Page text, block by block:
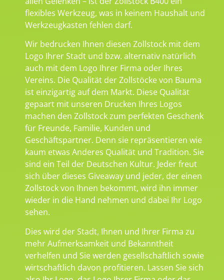
flexibles Werkzeug, was in keinem Haushalt und
Werkzeugkasten fehlen darf.
Wir bedrucken Ihnen diesen Zollstock mit dem
Logo Ihrer Stadt und bzw. alternativ natürlich
auch mit dem Logo Ihrer Firma oder Ihres
Vereins. Die Qualität der Zollstöcke von Bauma
ist einzigartig auf dem Markt. Diese Qualität
gepaart mit unseren Drucken Ihres Logos
machen den Zollstock zum perfekten Geschenk
für Freunde, Familie, Kunden und
Geschäftspartner. Denn sie repräsentieren wie
kaum etwas Anderes Qualität und Tradition. Sie
sind ein Teil der Deutschen Kultur. Jeder freut
sich über dieses Giveaway und jeder, der einen
Zollstock von Ihnen bekommt, wird ihn immer
wieder in die Hand nehmen und dabei Ihr Logo
sehen.
Dies wird der Stadt, Ihnen und Ihrer Firma zu
mehr Aufmerksamkeit und Bekanntheit
verhelfen und Sie werden gesellschaftlich sowie
wirtschaftlich davon profitieren. Lassen Sie sich